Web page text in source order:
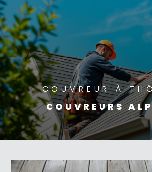
COUVREUR À
COUVREURS